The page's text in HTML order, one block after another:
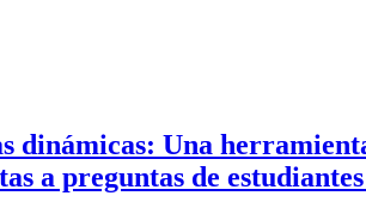
dinámicas: Una
a preguntas de